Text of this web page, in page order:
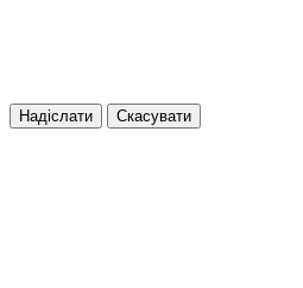
Надіслати Скасувати